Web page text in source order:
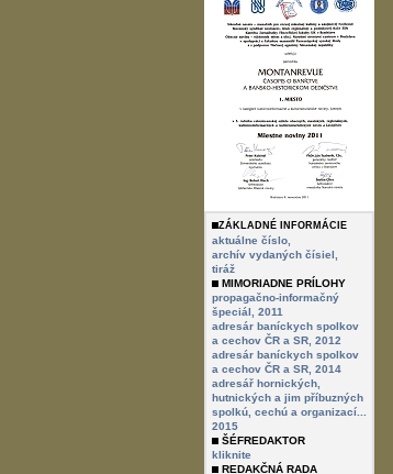
ZÁKLADNÉ INFORMÁCIE
aktuálne číslo,
archív vydaných čísiel,
tiráž
MIMORIADNE PRÍLOHY
propagačno-informačný
špeciál, 2011
adresár baníckych spolkov
a cechov ČR a SR, 2012
adresár baníckych spolkov
a cechov ČR a SR, 2014
adresář hornických,
hutnických a jim příbuzných
spolkú, cechú a organizací...
2015
ŠÉFREDAKTOR
kliknite
REDAKČNÁ RADA